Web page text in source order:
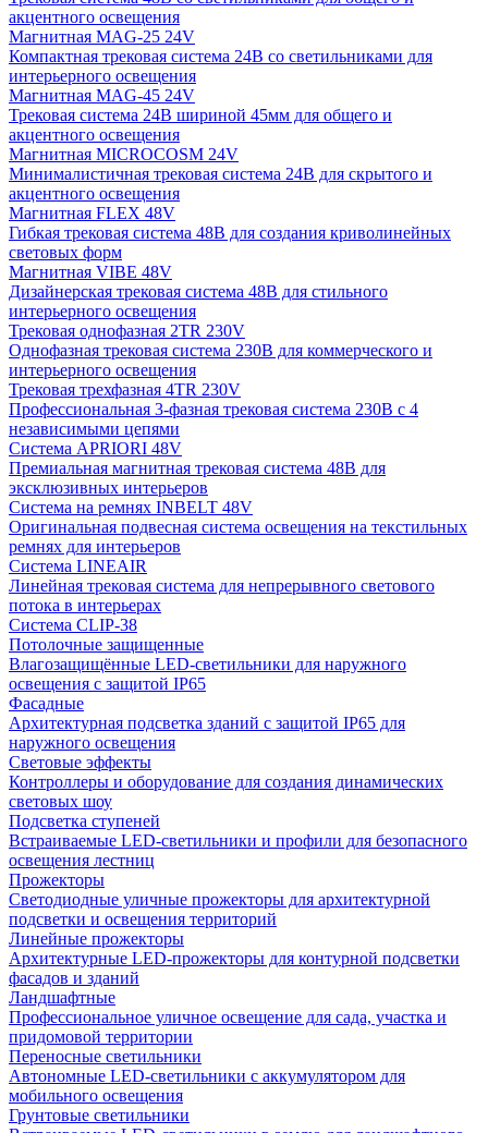
акцентного освещения
Магнитная MAG-25 24V
Компактная трековая система 24В со светильниками для
интерьерного освещения
Магнитная MAG-45 24V
Трековая система 24В шириной 45мм для общего и
акцентного освещения
Магнитная MICROCOSM 24V
Минималистичная трековая система 24В для скрытого и
акцентного освещения
Магнитная FLEX 48V
Гибкая трековая система 48В для создания криволинейных
световых форм
Магнитная VIBE 48V
Дизайнерская трековая система 48В для стильного
интерьерного освещения
Трековая однофазная 2TR 230V
Однофазная трековая система 230В для коммерческого и
интерьерного освещения
Трековая трехфазная 4TR 230V
Профессиональная 3-фазная трековая система 230В с 4
независимыми цепями
Система APRIORI 48V
Премиальная магнитная трековая система 48В для
эксклюзивных интерьеров
Система на ремнях INBELT 48V
Оригинальная подвесная система освещения на текстильных
ремнях для интерьеров
Система LINEAIR
Линейная трековая система для непрерывного светового
потока в интерьерах
Система CLIP-38
Потолочные защищенные
Влагозащищённые LED-светильники для наружного
освещения с защитой IP65
Фасадные
Архитектурная подсветка зданий с защитой IP65 для
наружного освещения
Световые эффекты
Контроллеры и оборудование для создания динамических
световых шоу
Подсветка ступеней
Встраиваемые LED-светильники и профили для безопасного
освещения лестниц
Прожекторы
Светодиодные уличные прожекторы для архитектурной
подсветки и освещения территорий
Линейные прожекторы
Архитектурные LED-прожекторы для контурной подсветки
фасадов и зданий
Ландшафтные
Профессиональное уличное освещение для сада, участка и
придомовой территории
Переносные светильники
Автономные LED-светильники с аккумулятором для
мобильного освещения
Грунтовые светильники